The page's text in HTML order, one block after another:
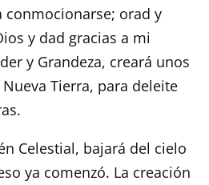
conmocionarse; orad y
y dad gracias a mi
y Grandeza, creará unos
Tierra, para deleite
Celestial, bajará del cielo
ya comenzó. La creación